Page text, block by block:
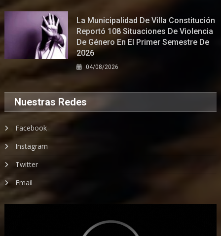
La Municipalidad De Villa Constitución
Reportó 108 Situaciones De Violencia
De Género En El Primer Semestre De
2026
04/08/2026
Nuestras Redes
Facebook
Instagram
Twitter
Email